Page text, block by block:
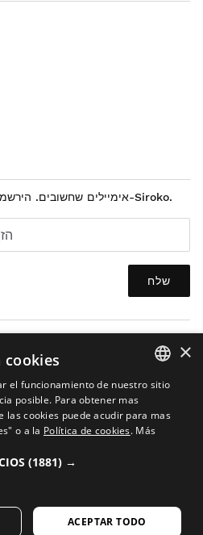
אימיילים שחשובים. הירשמו כדי לקבל חדשות ועדכונים מ-Siroko.
שלח
בינה מלאכותית בתמונות
SPANISH
ENGLISH
GERMAN
×
el funcionamiento de nuestro sitio
posible. Para obtener mas
las cookies puede acudir para mas
o a la Política de cookies. Más
(1881) →
ACEPTAR TODO